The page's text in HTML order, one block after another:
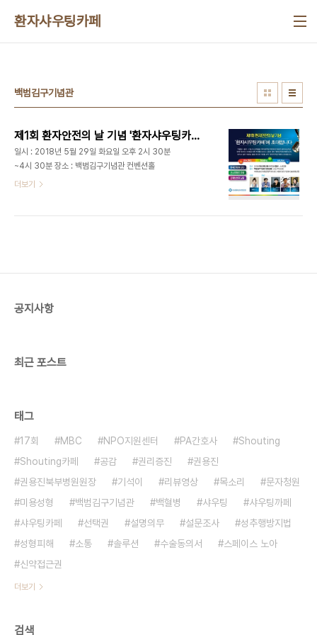
환자샤우팅카페
백범김구기념관
제1회 환자안전의 날 기념 '환자샤우팅카페'에 초대합니다
일시 : 2018년 5월 29일 화요일 오후 2시 30분
~4시 30분 장소 : 백범김구기념관 컨벤션홀
더보기
공지사항
최근 포스트
태그
17회 MBC NPO지원센터 PA간호사
Shouting
Shouting카페
공감 권리증진
권용진
권용진북부병원원장
기석이 리뷰영상 목소리
문자청원
미용성형
백범김구기념관 백혈병 샤우팅
샤우팅까페
샤우팅카페
선택권 설명의무 설문조사
성추행방지법
성형피해
소통 솔루션 수술동의서
스페이스 노아
신약접근권
더보기
검색